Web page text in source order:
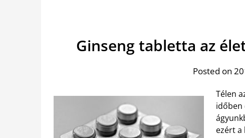
Ginseng tabletta az
Posted on
Télen
időben
ezért a